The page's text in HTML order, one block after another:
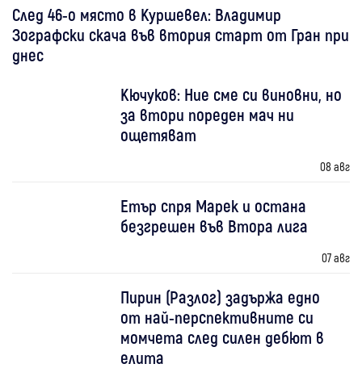
След 46-о място в Куршевел: Владимир
Зографски скача във втория старт от Гран при
днес
Кючуков: Ние сме си виновни, но
за втори пореден мач ни
ощетяват
08 авг
Етър спря Марек и остана
безгрешен във Втора лига
07 авг
Пирин (Разлог) задържа едно
от най-перспективните си
момчета след силен дебют в
елита